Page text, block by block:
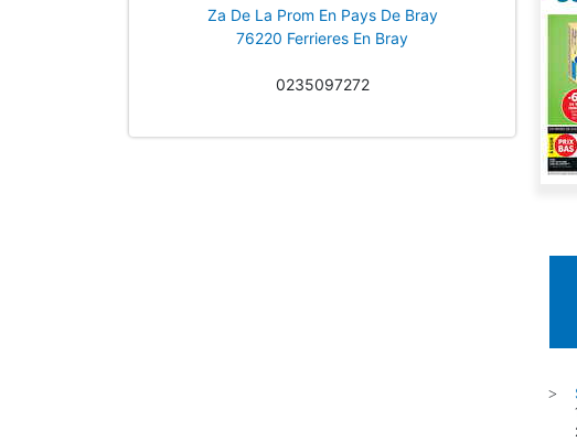
Za De La Prom En Pays De Bray
76220 Ferrieres En Bray
0235097272
>